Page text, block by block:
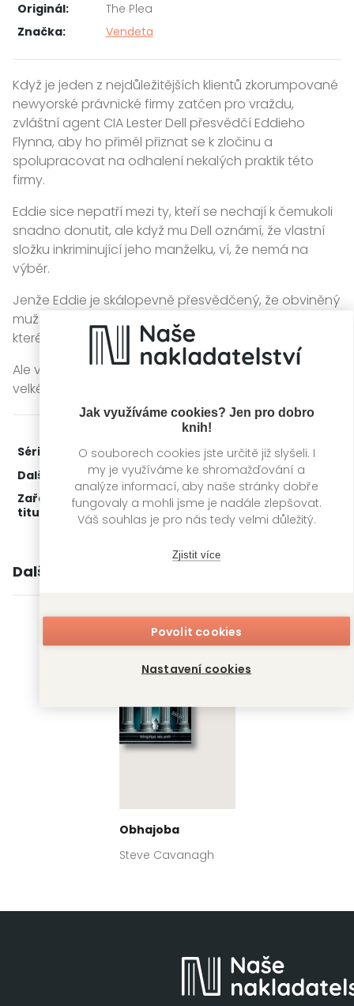
Jak využíváme cookies? Jen pro dobro
knih!
O souborech cookies jste určitě již slyšeli. I
my je využíváme ke shromažďování a
analýze informací, aby naše stránky dobře
fungovaly a mohli jsme je nadále zlepšovat.
Váš souhlas je pro nás tedy velmi důležitý.
Zjistit více
Povolit cookies
Nastavení cookies
Originál:
The Plea
Značka:
Vendeta
Když je jeden z nejdůležitějších klientů zkorumpované
newyorské právnické firmy zatčen pro vraždu,
zvláštní agent CIA Lester Dell přesvědčí Eddieho
Flynna, aby ho přiměl přiznat se k zločinu a
spolupracovat na odhalení nekalých praktik této
firmy.
Eddie sice nepatří mezi ty, kteří se nechají k čemukoli
snadno donutit, ale když mu Dell oznámí, že vlastní
složku inkriminující jeho manželku, ví, že nemá na
výběr.
Jenže Eddie je skálopevně přesvědčený, že obviněný
muž je nevinný, a to nehledě na zdrcující důkazy,
které svědčí o naprostém opaku.
Ale v sázce je opravdu hodně – jeho ženě totiž hrozí
velké nebezpečí, a to nejen ze strany tajných služeb.
Série: Eddie Flynn 2. díl z 2
Další díly:
1.Obhajoba
Zařažení
titulu:
Kategorie >Detektivky, thrillery a true
crime‣Thrillery
Další knihy autora
Obhajoba
Steve Cavanagh